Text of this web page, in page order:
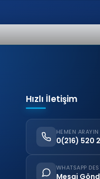
Hızlı İletişim
HEMEN ARAYIN
0(216) 520
WHATSAPP
Mesaj